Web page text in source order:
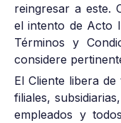
reingresar a este.
el intento de Acto
Términos y
considere
El Cliente libera
filiales,
empleados y